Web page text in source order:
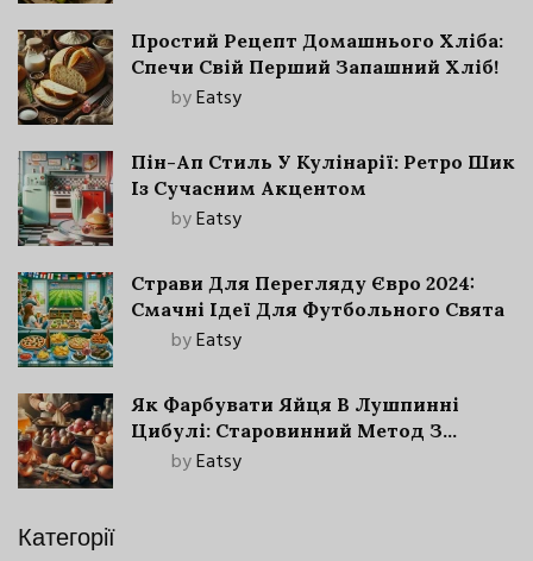
Простий Рецепт Домашнього Хліба:
Спечи Свій Перший Запашний Хліб!
byEatsy
Пін-Ап Стиль У Кулінарії: Ретро Шик
Із Сучасним Акцентом
byEatsy
Страви Для Перегляду Євро 2024:
Смачні Ідеї Для Футбольного Свята
byEatsy
Як Фарбувати Яйця В Лушпинні
Цибулі: Старовинний Метод З
Сучасними Нюансами
byEatsy
Категорії